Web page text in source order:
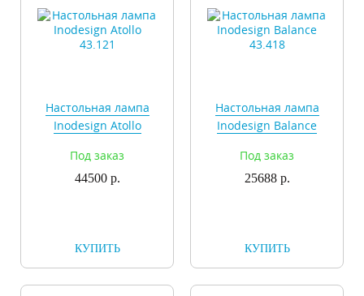
Настольная лампа
Inodesign Atollo
Под заказ
44500 р.
КУПИТЬ
Настольная лампа
Inodesign Balance
Под заказ
25688 р.
КУПИТЬ